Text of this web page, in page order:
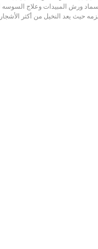
ورش المبيدات وعلاج السوسه
حيث يعد النخيل من أكثر